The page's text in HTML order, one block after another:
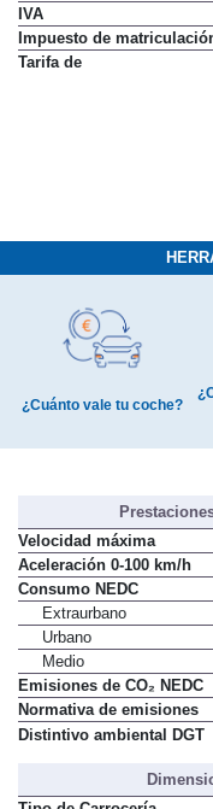
IVA
Impuesto de
Tarifa de
¿Cuánto vale tu coche?
Velocidad máxima
Aceleración 0-100 km/h
Consumo NEDC
Extraurbano
Urbano
Medio
Emisiones de CO₂ NEDC
Normativa de emisiones
Distintivo ambiental DGT